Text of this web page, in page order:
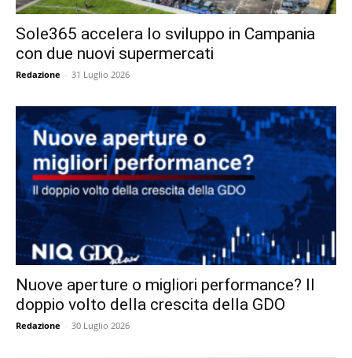
Sole365 accelera lo sviluppo in Campania
con due nuovi supermercati
Redazione - 31 Luglio 2026
Nuove aperture o migliori performance? Il
doppio volto della crescita della GDO
Redazione - 30 Luglio 2026